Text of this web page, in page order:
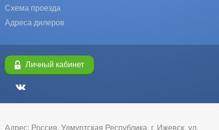
Схема проезда
Адреса дилеров
Личный кабинет
Адрес: Россия, Удмуртская Республика, г. Ижевск, ул.